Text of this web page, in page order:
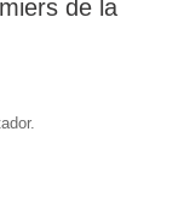
de la